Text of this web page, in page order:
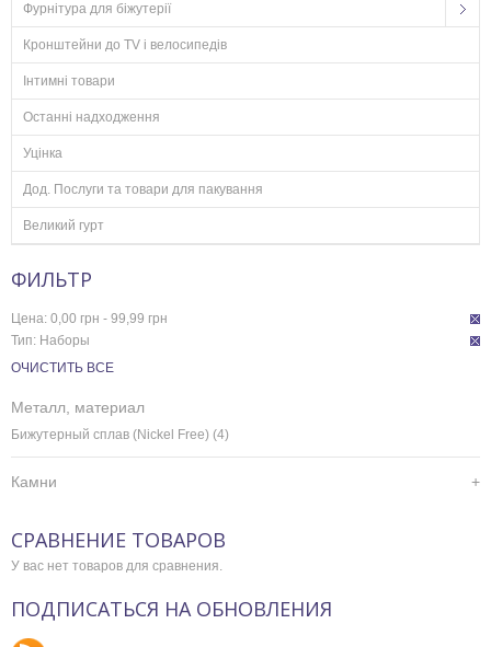
Фурнітура для біжутерії
Кронштейни до TV і велосипедів
Інтимні товари
Останні надходження
Уцінка
Дод. Послуги та товари для пакування
Великий гурт
ФИЛЬТР
Цена: 0,00 грн - 99,99 грн
Тип: Наборы
ОЧИСТИТЬ ВСЕ
Металл, материал
Бижутерный сплав (Nickel Free) (4)
Камни
СРАВНЕНИЕ ТОВАРОВ
У вас нет товаров для сравнения.
ПОДПИСАТЬСЯ НА ОБНОВЛЕНИЯ